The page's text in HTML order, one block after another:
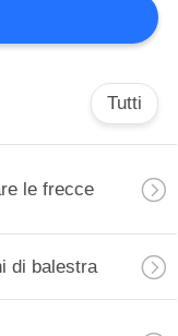
Tutti
le frecce
di balestra